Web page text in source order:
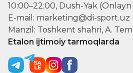
10:00–22:00, Dush-Yak
E-mail: marketing@di-sport.uz
Manzil: Toshkent shahri, A.
Etalon ijtimoiy tarmoqlarda